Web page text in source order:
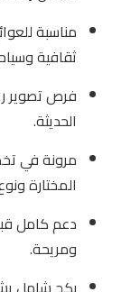
مناسبة
ثقافية
فرص تصوير
الحديثة.
مرونة في
المختارة
دعم كامل
ومريحة.